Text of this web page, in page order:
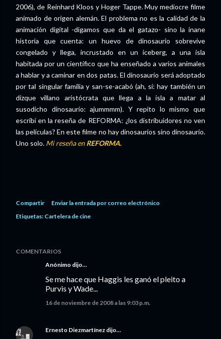
2006), de Reinhard Kloos y Hoger Tappe. Muy mediocre filme
animado de origen alemán. El problema no es la calidad de la
animación digital -digamos que da el gatazo- sino la inane
historia que cuenta: un huevo de dinosaurio sobrevive
congelado y llega, incrustado en un iceberg, a una isla
habitada por un científico que ha enseñado a varios animales
a hablar y a caminar en dos patas. El dinosaurio será adoptado
por tal singular familia y san-se-acabó (ah, sí: hay también un
dizque villano aristócrata que llega a la isla a matar al
susodicho dinosaurio: ajummmm). Y repito lo mismo que
escribí en la reseña de REFORMA: ¿los distribuidores no ven
las películas? En este filme no hay dinosaurios sino dinosaurio.
Uno solo. Mi reseña enREFORMA.
Compartir
Enviar la entrada por correo electrónico
Etiquetas: Cartelera de cine
COMENTARIOS
Anónimo dijo…
Se me hace que Haggis les ganó el pleito a
Purvis y Wade...
16 de noviembre de 2008 a las 9:03 p.m.
Ernesto Diezmartínez dijo…